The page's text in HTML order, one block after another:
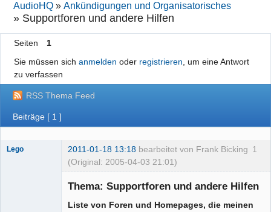
Suche
Registrieren
Impressum
Datenschutz
AudioHQ »Ankündigungen und Organisatorisches
» Supportforen und andere Hilfen
Seiten
1
Sie müssen sich anmelden oder registrieren , um eine Antwort
zu verfassen
RSS Thema Feed
Beiträge [ 1 ]
1
Lego 2011-01-18 13:18 bearbeitet von Frank Bicking
(Original: 2005-04-03 21:01)
Thema: Supportforen und andere Hilfen
Liste von Foren und Homepages, die meinen